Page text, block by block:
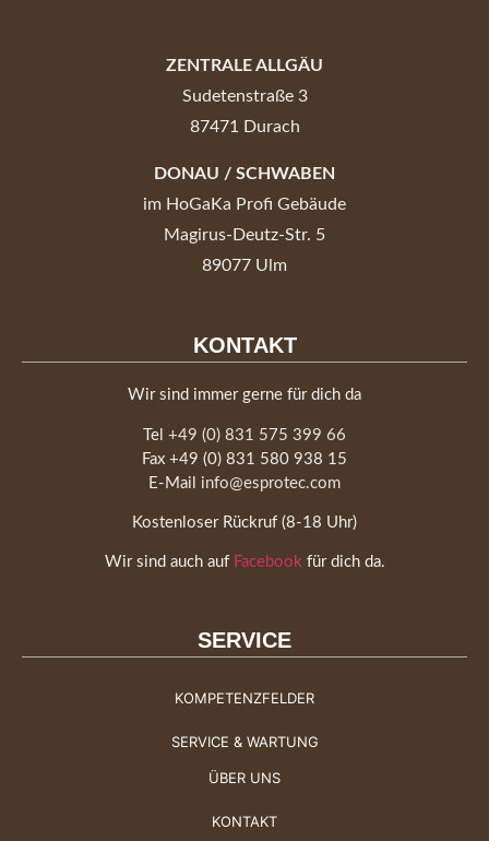
ZENTRALE ALLGÄU
Sudetenstraße 3
87471 Durach
DONAU / SCHWABEN
im HoGaKa Profi Gebäude
Magirus-Deutz-Str. 5
89077 Ulm
KONTAKT
Wir sind immer gerne für dich da
Tel +49 (0) 831 575 399 66
Fax +49 (0) 831 580 938 15
E-Mail
info@esprotec.com
Kostenloser Rückruf (8-18 Uhr)
Wir sind auch auf Facebookfür dich da.
SERVICE
KOMPETENZFELDER
SERVICE & WARTUNG
ÜBER UNS
KONTAKT